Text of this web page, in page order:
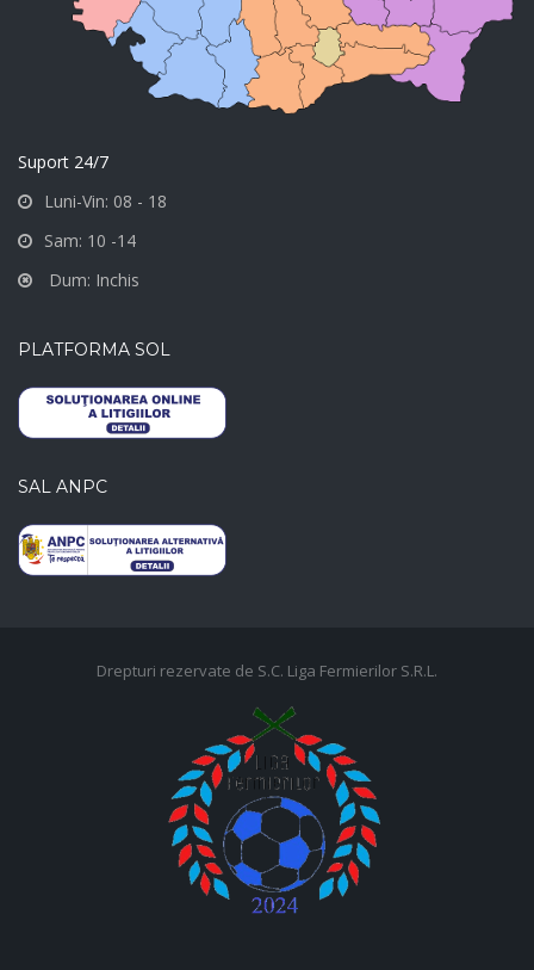
Suport 24/7
Luni-Vin: 08 - 18
Sam: 10 -14
Dum: Inchis
PLATFORMA SOL
SAL ANPC
Drepturi rezervate de S.C. Liga Fermierilor S.R.L.